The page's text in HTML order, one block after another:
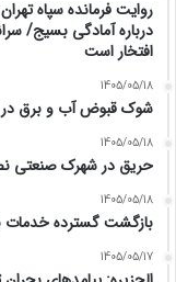
روایت فرمانده سپاه
درباره آمادگی بسیج/
افتخار است
1405/05/18
شوک قبوض آب و برق
1405/05/18
حریق در شهرک صنعتی
1405/05/18
بازگشت گسترده خدمات
1405/05/17